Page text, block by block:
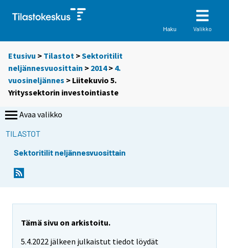
Haku Valikko
Etusivu > Tilastot >Sektoritilit
neljännesvuosittain > 2014> 4.
vuosineljännes > Liitekuvio 5.
Yrityssektorin investointiaste
Avaa valikko
TILASTOT
Sektoritilit neljännesvuosittain
Tämä sivu on arkistoitu.
5.4.2022 jälkeen julkaistut tiedot löydät